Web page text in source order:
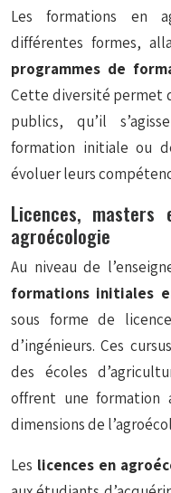
Les formations en
différentes formes,
programmes de
Cette diversité permet
publics, qu’il
formation initiale ou
évoluer leurs
Licences, masters
agroécologie
Au niveau de
formations initiales
sous forme de
d’ingénieurs. Ces
des écoles
offrent une formation
dimensions de
Les licences en